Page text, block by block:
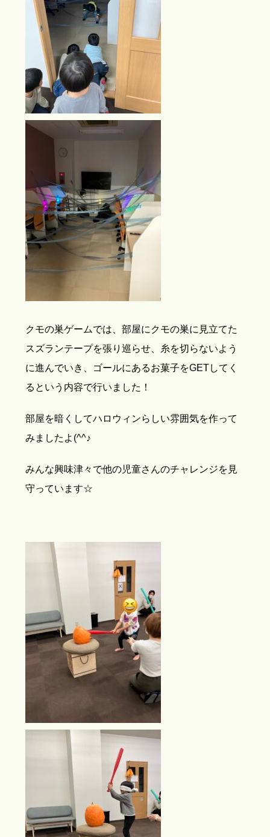
クモの巣ゲームでは、部屋にクモの巣に見立てた
スズランテープを張り巡らせ、糸を切らないよう
に進んでいき、ゴールにあるお菓子をGETしてく
るという内容で行いました！
部屋を暗くしてハロウィンらしい雰囲気を作って
みましたよ(^^♪
みんな興味津々で他の児童さんのチャレンジを見
守っています☆